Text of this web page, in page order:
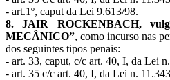
- art.1º, caput da Lei 9.613/98.
8. JAIR ROCKENBACH,
MECÂNICO”, como incurso nas
dos seguintes tipos penais:
- art. 33, caput, c/c art. 40, I, da Lei
- art. 35 c/c art. 40, I, da Lei n.